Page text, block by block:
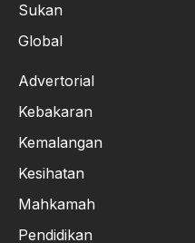
Sukan
Global
Advertorial
Kebakaran
Kemalangan
Kesihatan
Mahkamah
Pendidikan